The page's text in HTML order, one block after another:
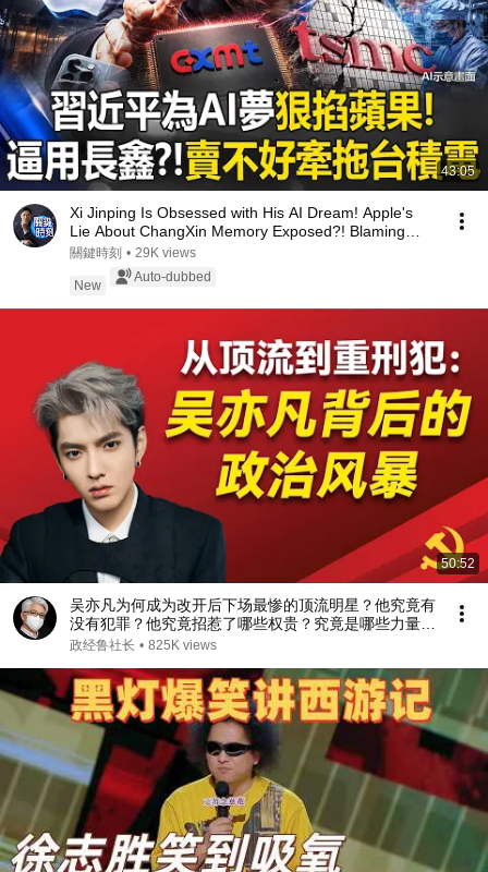
43:05
Xi Jinping Is Obsessed with His AI Dream! Apple's
Lie About ChangXin Memory Exposed?! Blaming
TSM...
關鍵時刻 • 29K views
New
Auto-dubbed
50:52
吴亦凡为何成为改开后下场最惨的顶流明星？他究竟有
没有犯罪？他究竟招惹了哪些权贵？究竟是哪些力量让
他登上了人生巅峰？他和成龙之间有哪些解不开的渊
政经鲁社长 • 825K views